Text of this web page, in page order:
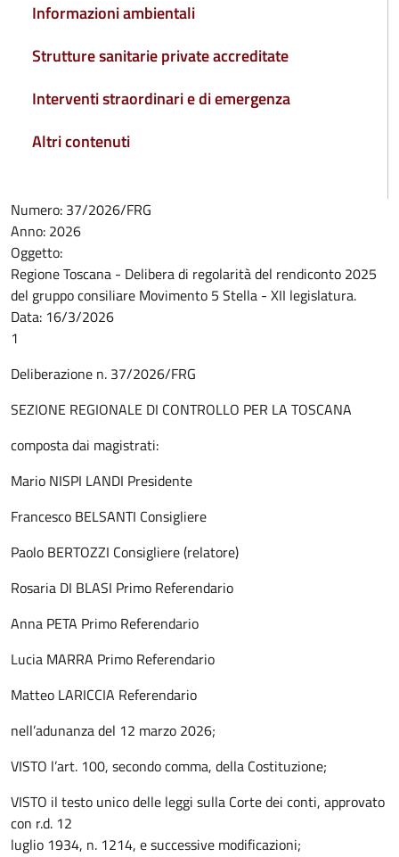
Informazioni ambientali
Strutture sanitarie private accreditate
Interventi straordinari e di emergenza
Altri contenuti
Numero: 37/2026/FRG
Anno: 2026
Oggetto:
Regione Toscana - Delibera di regolarità del rendiconto 2025
del gruppo consiliare Movimento 5 Stella - XII legislatura.
Data: 16/3/2026
1
Deliberazione n. 37/2026/FRG
SEZIONE REGIONALE DI CONTROLLO PER LA TOSCANA
composta dai magistrati:
Mario NISPI LANDI Presidente
Francesco BELSANTI Consigliere
Paolo BERTOZZI Consigliere (relatore)
Rosaria DI BLASI Primo Referendario
Anna PETA Primo Referendario
Lucia MARRA Primo Referendario
Matteo LARICCIA Referendario
nell’adunanza del 12 marzo 2026;
VISTO l’art. 100, secondo comma, della Costituzione;
VISTO il testo unico delle leggi sulla Corte dei conti, approvato
con r.d. 12
luglio 1934, n. 1214, e successive modificazioni;